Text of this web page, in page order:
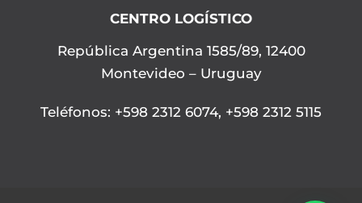
CENTRO LOGÍSTICO
República Argentina 1585/89, 12400
Montevideo – Uruguay
Teléfonos: +598 2312 6074, +598 2312 5115